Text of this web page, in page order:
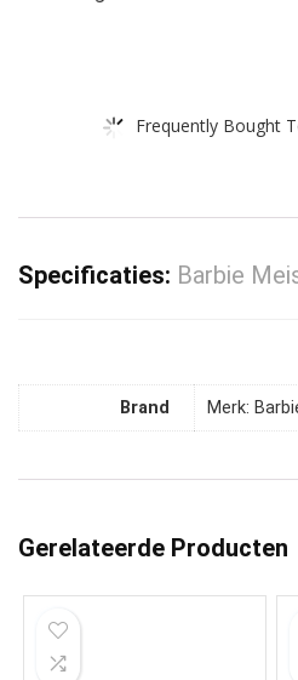
Frequently Bought
Specificaties: Barbie
Brand Merk:
Gerelateerde Producten